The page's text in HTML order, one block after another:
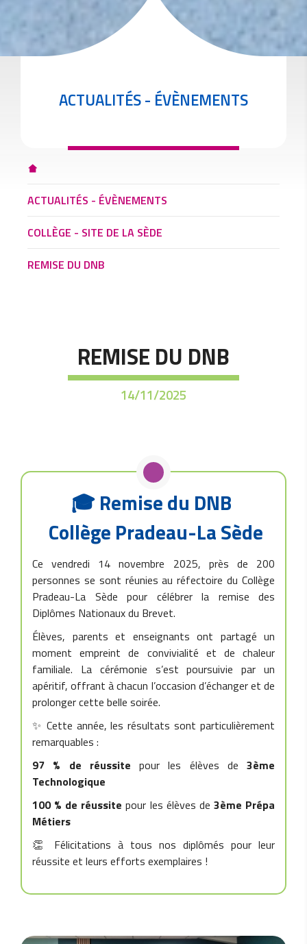
ACTUALITÉS - ÉVÈNEMENTS
ACTUALITÉS - ÉVÈNEMENTS
COLLÈGE - SITE DE LA SÈDE
REMISE DU DNB
REMISE DU DNB
14/11/2025
🎓 Remise du DNB
Collège Pradeau-La Sède
Ce vendredi 14 novembre 2025, près de 200
personnes se sont réunies au réfectoire du Collège
Pradeau-La Sède pour célébrer la remise des
Diplômes Nationaux du Brevet.
Élèves, parents et enseignants ont partagé un
moment empreint de convivialité et de chaleur
familiale. La cérémonie s’est poursuivie par un
apéritif, offrant à chacun l’occasion d’échanger et de
prolonger cette belle soirée.
✨ Cette année, les résultats sont particulièrement
remarquables :
97 % de réussite pour les élèves de 3ème
Technologique
100 % de réussite pour les élèves de 3ème Prépa
Métiers
👏 Félicitations à tous nos diplômés pour leur
réussite et leurs efforts exemplaires !